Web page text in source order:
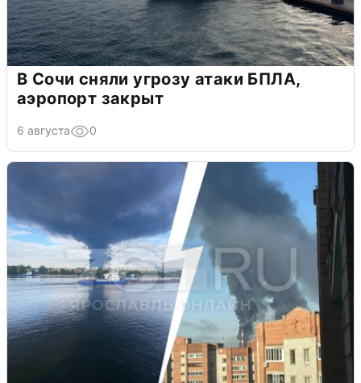
В Сочи сняли угрозу атаки БПЛА,
аэропорт закрыт
6 августа 0